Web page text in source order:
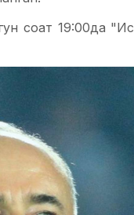
соат 19:00да